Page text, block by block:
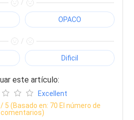
/
OPACO
/
Dificil
este artículo:
Excellent
/ 5 (Basado en: 70 El número de
comentarios)